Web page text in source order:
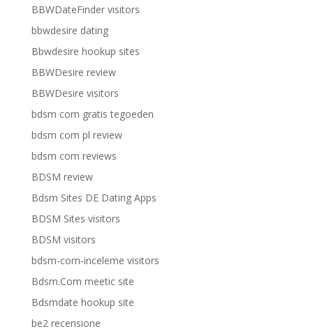
BBWDateFinder visitors
bbwdesire dating
Bbwdesire hookup sites
BBWDesire review
BBWDesire visitors
bdsm com gratis tegoeden
bdsm com pl review
bdsm com reviews
BDSM review
Bdsm Sites DE Dating Apps
BDSM Sites visitors
BDSM visitors
bdsm-com-inceleme visitors
Bdsm.Com meetic site
Bdsmdate hookup site
be2 recensione